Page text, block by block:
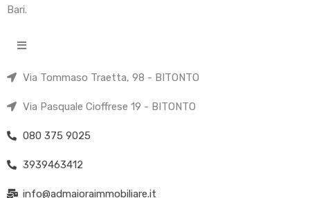
Bari.
Via Tommaso Traetta, 98 - BITONTO
Via Pasquale Cioffrese 19 - BITONTO
080 375 9025
3939463412
info@admaioraimmobiliare.it